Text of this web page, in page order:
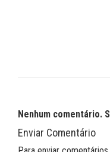
Nenhum comentário.
Enviar Comentário